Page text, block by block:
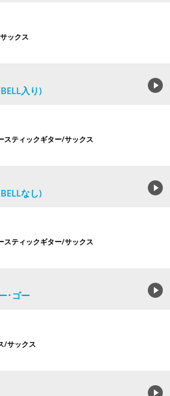
ックス
入り)
スティックギター/サックス
なし)
スティックギター/サックス
･ゴー
/サックス